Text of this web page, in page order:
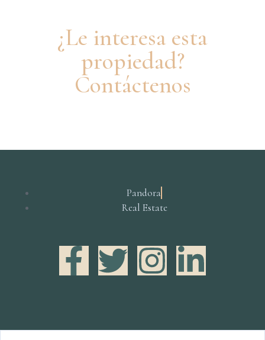
¿Le interesa esta
propiedad?
Contáctenos
Pandora
Real Estate